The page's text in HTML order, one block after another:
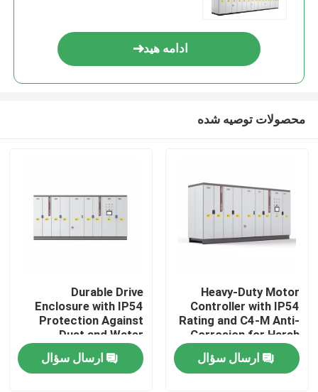
خونه
ادامه هید
محصولات توصیه شده
Heavy-Duty Motor
Controller with IP54
Rating and C4-M Anti-
Corrosion for Harsh
Plant Conditions
ارسال سؤال
Durable Drive
Enclosure with IP54
Protection Against
Dust and Water
Ingress for Reliability
ارسال سؤال